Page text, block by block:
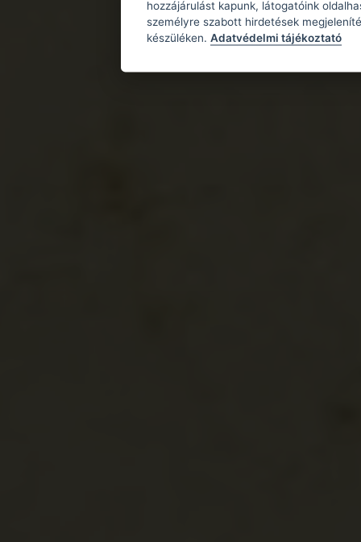
hozzájárulást kapunk, látogatóink
személyre szabott hirdetések
készüléken. Adatvédelmi tájékoztató